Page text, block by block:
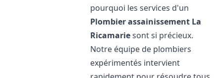
pourquoi les services d'un
Plombier assainissement La
Ricamariesont si précieux.
Notre équipe de plombiers
expérimentés intervient